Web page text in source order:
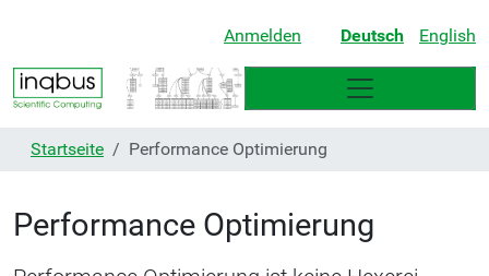
Anmelden Deutsch English
Startseite Performance Optimierung
Performance Optimierung